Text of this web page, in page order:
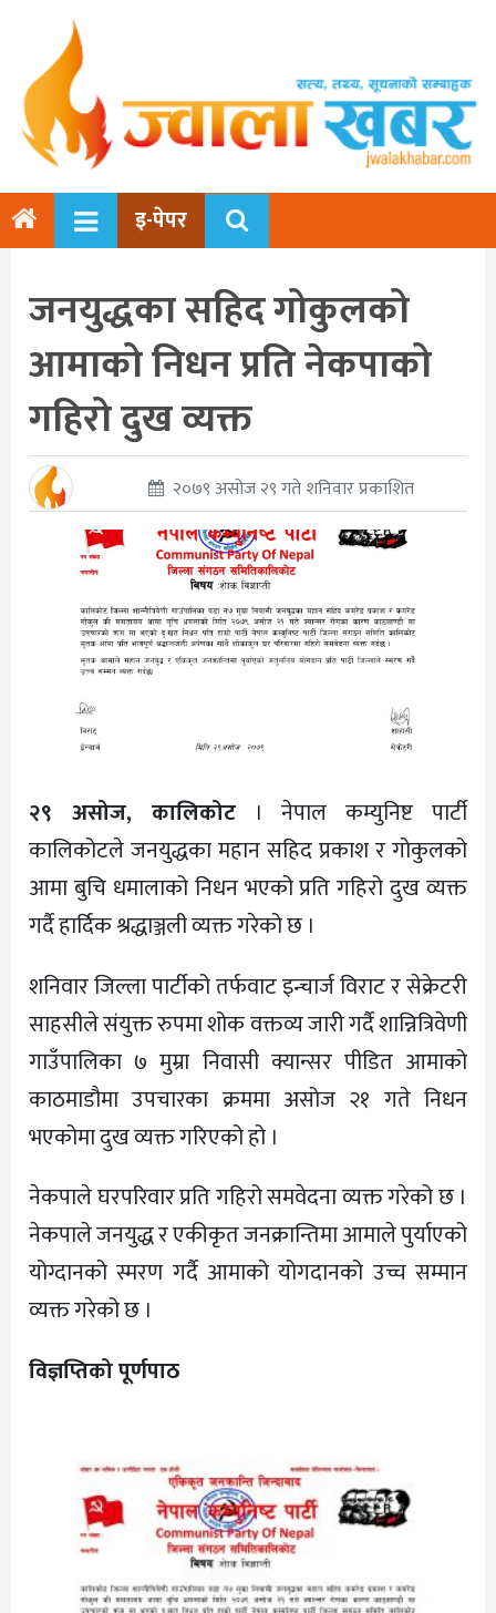
इ-पेपर
जनयुद्धका सहिद गोकुलको
आमाको निधन प्रति नेकपाको
गहिरो दुख व्यक्त
२०७९ असोज २९ गते शनिवार प्रकाशित
२९ असोज, कालिकोट। नेपाल कम्युनिष्ट पार्टी
कालिकोटले जनयुद्धका महान सहिद प्रकाश र गोकुलको
आमा बुचि धमालाको निधन भएको प्रति गहिरो दुख व्यक्त
गर्दै हार्दिक श्रद्धाञ्जली व्यक्त गरेको छ ।
शनिवार जिल्ला पार्टीको तर्फवाट इन्चार्ज विराट र सेक्रेटरी
साहसीले संयुक्त रुपमा शोक वक्तव्य जारी गर्दै शान्नित्रिवेणी
गाउँपालिका ७ मुम्रा निवासी क्यान्सर पीडित आमाको
काठमाडौमा उपचारका क्रममा असोज २१ गते निधन
भएकोमा दुख व्यक्त गरिएको हो ।
नेकपाले घरपरिवार प्रति गहिरो समवेदना व्यक्त गरेको छ ।
नेकपाले जनयुद्ध र एकीकृत जनक्रान्तिमा आमाले पुर्याएको
योग्दानको स्मरण गर्दै आमाको योगदानको उच्च सम्मान
व्यक्त गरेको छ ।
विज्ञप्तिको पूर्णपाठ